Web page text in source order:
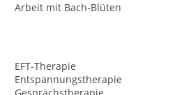
Arbeit mit Bach-Blüten
EFT-Therapie
Entspannungstherapie